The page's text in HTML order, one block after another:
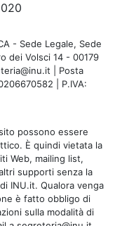
- Sede Legale, Sede
dei Volsci 14 - 00179
| Posta
| P.IVA:
possono essere
È quindi vietata la
Web, mailing list,
supporti senza la
INU.it. Qualora venga
è fatto obbligo di
sulla modalità di